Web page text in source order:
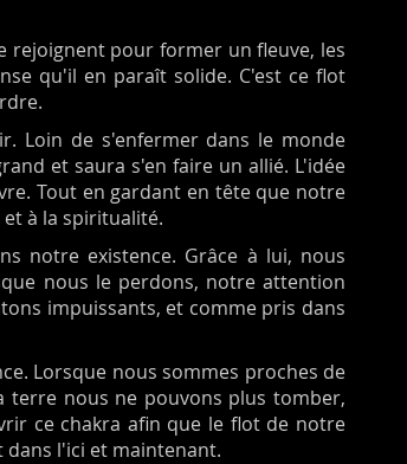
rejoignent pour former un fleuve, les
qu'il en paraît solide. C'est ce flot
Loin de s'enfermer dans le monde
et saura s'en faire un allié. L'idée
Tout en gardant en tête que notre
à la spiritualité.
notre existence. Grâce à lui, nous
nous le perdons, notre attention
impuissants, et comme pris dans
Lorsque nous sommes proches de
terre nous ne pouvons plus tomber,
ce chakra afin que le flot de notre
dans l'ici et maintenant.